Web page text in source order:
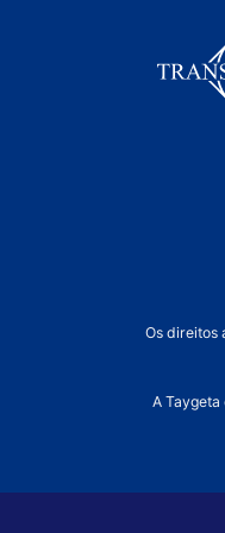
Os direitos
A